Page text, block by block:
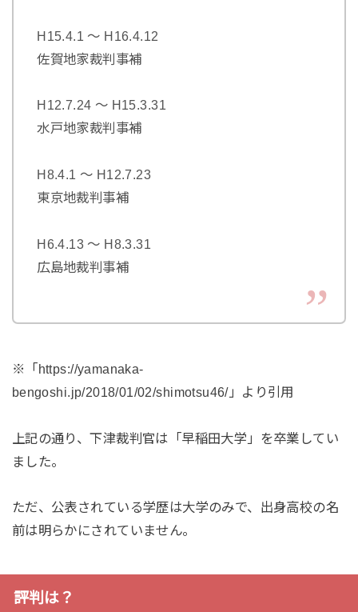
H15.4.1 ～ H16.4.12
佐賀地家裁判事補
H12.7.24 ～ H15.3.31
水戸地家裁判事補
H8.4.1 ～ H12.7.23
東京地裁判事補
H6.4.13 ～ H8.3.31
広島地裁判事補
※「https://yamanaka-
bengoshi.jp/2018/01/02/shimotsu46/」より引用
上記の通り、下津裁判官は「早稲田大学」を卒業してい
ました。
ただ、公表されている学歴は大学のみで、出身高校の名
前は明らかにされていません。
評判は？